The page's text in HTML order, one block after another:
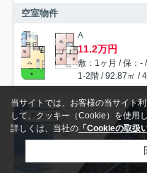
空室物件
A
11.2万円
敷：1ヶ月 / 保：-
1-2階 / 92.87㎡ /
アパート
当サイトでは、お客様の当サイト
して、クッキー（Cookie）を使用し
詳しくは、当社の 「Cookieの取扱